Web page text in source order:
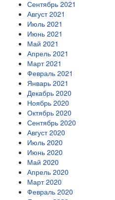
Сентябрь 2021
Август 2021
Июль 2021
Июнь 2021
Май 2021
Апрель 2021
Март 2021
Февраль 2021
Январь 2021
Декабрь 2020
Ноябрь 2020
Октябрь 2020
Сентябрь 2020
Август 2020
Июль 2020
Июнь 2020
Май 2020
Апрель 2020
Март 2020
Февраль 2020